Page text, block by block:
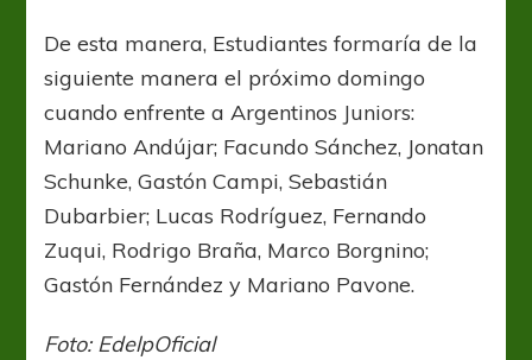
De esta manera, Estudiantes formaría de la
siguiente manera el próximo domingo
cuando enfrente a Argentinos Juniors:
Mariano Andújar; Facundo Sánchez, Jonatan
Schunke, Gastón Campi, Sebastián
Dubarbier; Lucas Rodríguez, Fernando
Zuqui, Rodrigo Braña, Marco Borgnino;
Gastón Fernández y Mariano Pavone.
Foto: EdelpOficial